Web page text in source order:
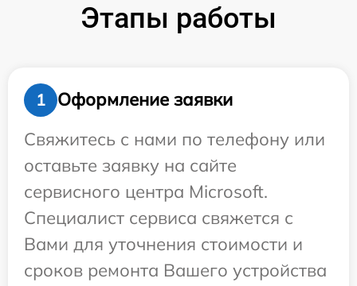
Этапы работы
1
Оформление заявки
Свяжитесь с нами по телефону или
оставьте заявку на сайте
сервисного центра Microsoft.
Специалист сервиса свяжется с
Вами для уточнения стоимости и
сроков ремонта Вашего устройства